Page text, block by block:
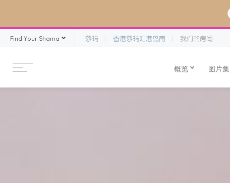
Find Your Shama 莎玛 香港莎玛汇港岛南 我们的房间
概览 图片集